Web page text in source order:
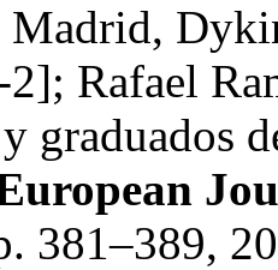
Madrid,
Rafael
graduados
381–389,